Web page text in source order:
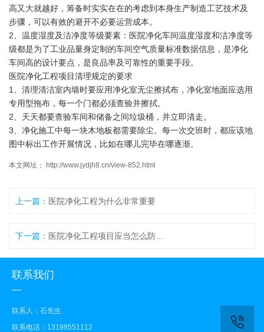
高又大就越好，筹备时实实在在的考虑到本身生产制造工艺技术及
步骤，可以有效的避开不必要运营成本。
2、温度湿度及洁净度等级要素：医院净化车间温度湿度和洁净度等
级都是为了工业品量身定制的车间空气质量标准数据信息，是净化
车间高的设计要点，是良品率及可靠性的重要手段。
医院净化工程项目清理规定的要求
1、清理清洁室内墙时要应用净化室无尘擦拭布，净化室地面应选用
专用型拖布，每一个门都必须查验并擦拭。
2、天天都要查验车间和储备之间垃圾桶，并立即清走。
3、净化施工中每一块木地板都需要除尘。每一次交班时，都应该地
图中标出工作开展情况，比如在哪儿完毕在哪逐渐。
本文网址： http://www.jydjh8.cn/view-852.html
上一篇： 医院净化工程为什么非常重要
下一篇：
联系我们
联系人：石先生
联系电话：13198551112